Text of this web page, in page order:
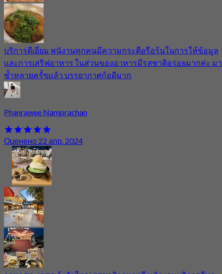
บริการดีเยี่ยม พนังานทุกคนมีความกระตือรือร้นในการให้ข้อมูล
และการเสริฟอาหาร ในส่วนของอาหารมีรสชาติอร่อยมากค่ะ มา
ซ้ำหลายครั้ฃแล้ว บรรยากาศก้อดีมาก
Phanrawee Namprachan
Оценено 22 апр. 2024